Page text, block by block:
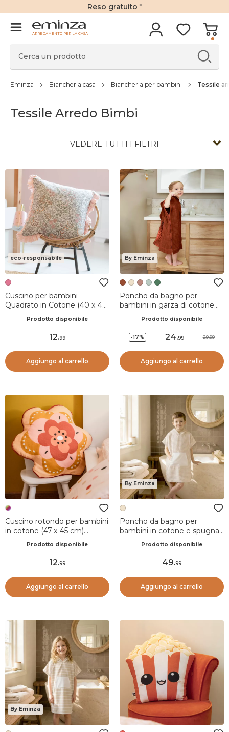
Reso gratuito *
ARREDAMENTO PER LA CASA
Eminza Biancheria casa Biancheria per bambini Tessile
Tessile Arredo Bimbi
VEDERE TUTTI I FILTRI
eco-responsabile
Cuscino per bambini
Quadrato in Cotone (40 x 40
Prodotto disponibile
12.99
Aggiungo al carrello
By Eminza
Poncho da bagno per
bambini in garza di cotone
Prodotto disponibile
-17% 24.99 29.99
Aggiungo al carrello
Cuscino rotondo per bambini
in cotone (47 x 45 cm)
Prodotto disponibile
12.99
Aggiungo al carrello
By Eminza
Poncho da bagno per
bambini in cotone e spugna
Prodotto disponibile
49.99
Aggiungo al carrello
By Eminza